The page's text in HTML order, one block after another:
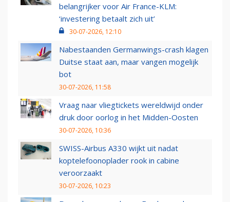
belangrijker voor Air France-KLM:
‘investering betaalt zich uit’
30-07-2026, 12:10
Nabestaanden Germanwings-crash klagen
Duitse staat aan, maar vangen mogelijk
bot
30-07-2026, 11:58
Vraag naar vliegtickets wereldwijd onder
druk door oorlog in het Midden-Oosten
30-07-2026, 10:36
SWISS-Airbus A330 wijkt uit nadat
koptelefoonoplader rook in cabine
veroorzaakt
30-07-2026, 10:23